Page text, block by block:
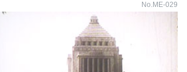
No.ME-029